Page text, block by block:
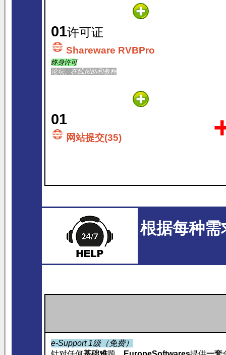
01许可证
Shareware RVBPro
终身许可
论坛、在线帮助和教程
01
网站提交(35)
根据每种
e-Support 1级（免费）